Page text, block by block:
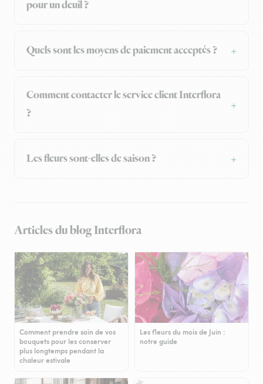
pour un deuil ?
Quels sont les moyens de paiement acceptés ?
Comment contacter le service client Interflora
?
Les fleurs sont-elles de saison ?
Articles du blog Interflora
Comment prendre soin de vos
bouquets pour les conserver
plus longtemps pendant la
chaleur estivale
Les fleurs du mois de Juin :
notre guide